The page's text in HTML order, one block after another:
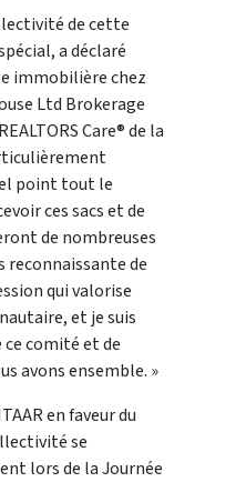
de cette
a déclaré
immobilière chez
Ltd Brokerage
Care® de la
point tout le
ces sacs et de
de nombreuses
reconnaissante de
qui valorise
et je suis
ce comité et de
avons ensemble. »
en faveur du
se
lors de la Journée